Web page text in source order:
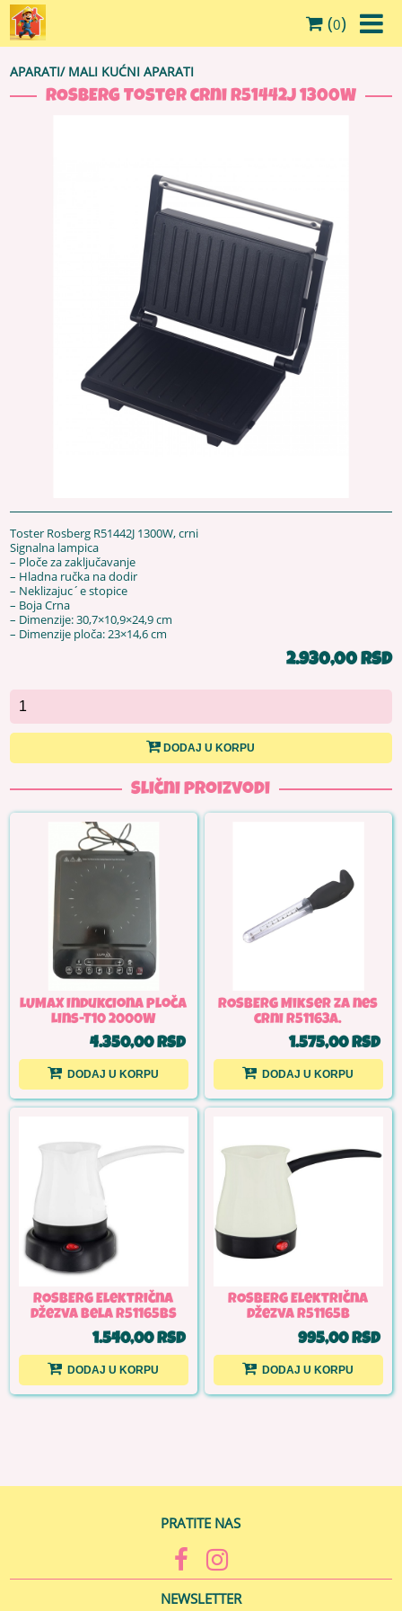
(0)
APARATI/ MALI KUĆNI APARATI
ROSBERG Toster crni R51442J 1300W
Toster Rosberg R51442J 1300W, crni
Signalna lampica
– Ploče za zaključavanje
– Hladna ručka na dodir
– Neklizajuc´e stopice
– Boja Crna
– Dimenzije: 30,7×10,9×24,9 cm
– Dimenzije ploča: 23×14,6 cm
2.930,00 RSD
DODAJ U KORPU
Slični proizvodi
LUMAX Indukciona ploča
Lins-T10 2000W
4.350,00 RSD
DODAJ U KORPU
ROSBERG Mikser za nes
crni R51163A.
1.575,00 RSD
DODAJ U KORPU
ROSBERG Električna
džezva bela R51165BS
1.540,00 RSD
DODAJ U KORPU
ROSBERG Električna
džezva R51165B
995,00 RSD
DODAJ U KORPU
PRATITE NAS
NEWSLETTER